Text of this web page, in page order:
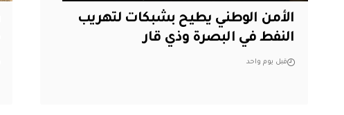
الأمن الوطني يطيح بشبكات لتهريب
النفط في البصرة وذي قار
قبل يوم واحد